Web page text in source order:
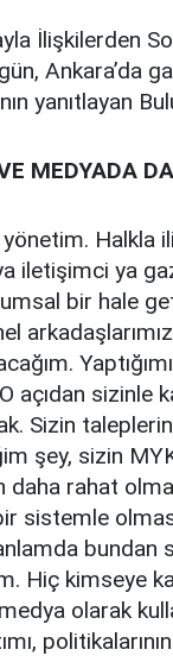
İlişkilerden
Ankara’da
yanıtlayan
MEDYADA
Halkla
iletişimci ya
bir hale
sizinle
Sizin
şey, sizin
rahat
sistemle
Hiç kimseye
olarak